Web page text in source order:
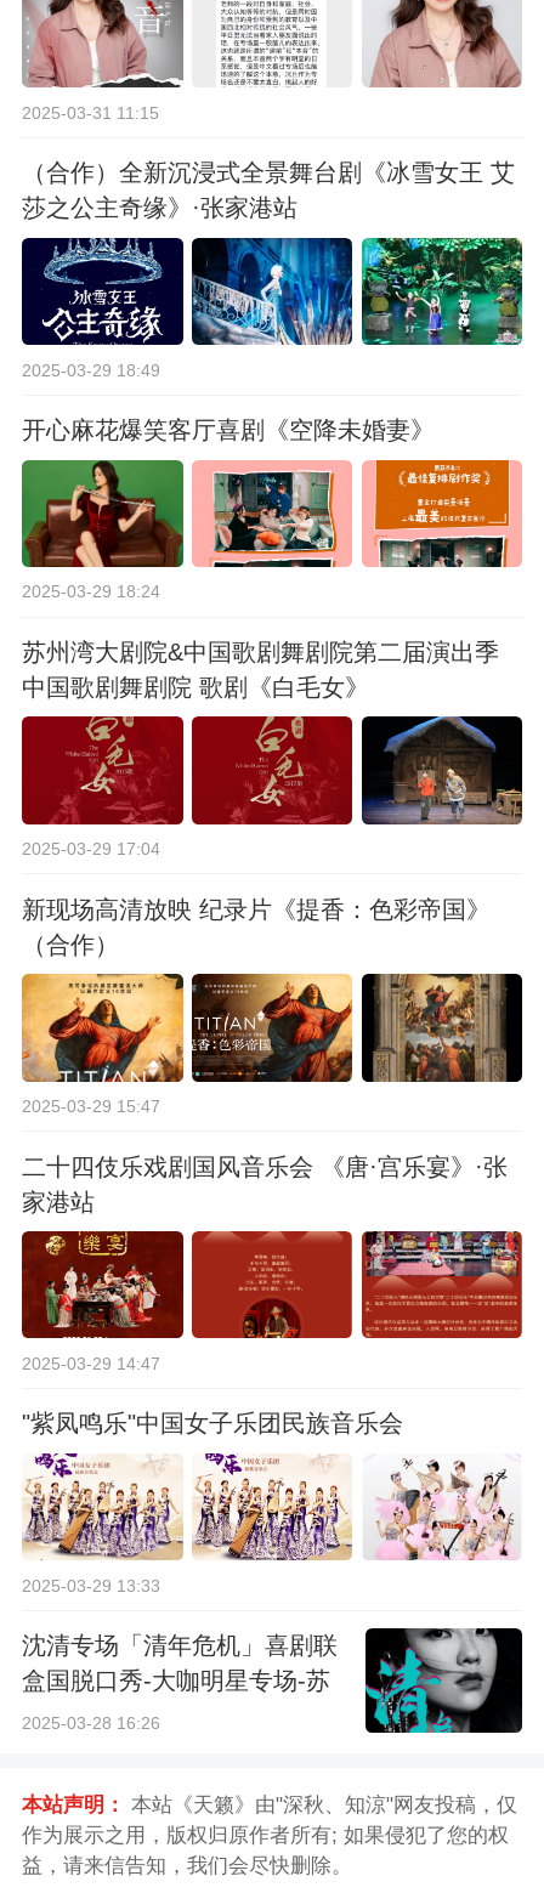
2025-03-31 11:15
（合作）全新沉浸式全景舞台剧《冰雪女王 艾
莎之公主奇缘》·张家港站
2025-03-29 18:49
开心麻花爆笑客厅喜剧《空降未婚妻》
2025-03-29 18:24
苏州湾大剧院&中国歌剧舞剧院第二届演出季
中国歌剧舞剧院 歌剧《白毛女》
2025-03-29 17:04
新现场高清放映 纪录片《提香：色彩帝国》
（合作）
2025-03-29 15:47
二十四伎乐戏剧国风音乐会 《唐·宫乐宴》·张
家港站
2025-03-29 14:47
"紫凤鸣乐"中国女子乐团民族音乐会
2025-03-29 13:33
沈清专场「清年危机」喜剧联
盒国脱口秀-大咖明星专场-苏
州站
2025-03-28 16:26
本站声明： 本站《天籁》由"深秋、知涼"网友投稿，仅
作为展示之用，版权归原作者所有; 如果侵犯了您的权
益，请来信告知，我们会尽快删除。